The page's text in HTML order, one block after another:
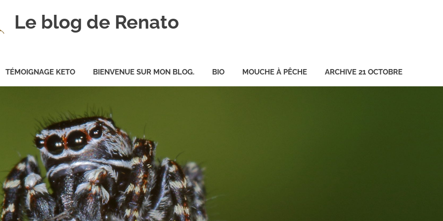
Le blog de Renato
TÉMOIGNAGE KETO
BIENVENUE SUR MON BLOG. BIO MOUCHE À PÊCHE ARCHIVE 21 OCTOBRE